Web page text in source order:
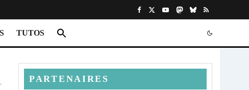
TUTOS
PARTENAIRES